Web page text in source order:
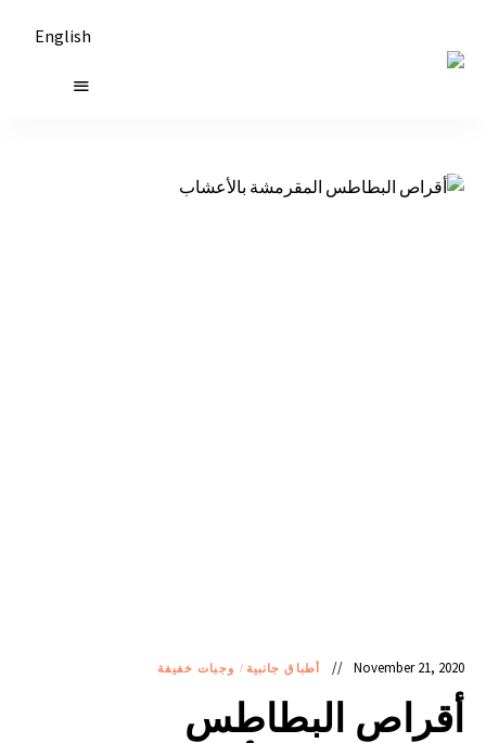
English
November 21, 2020 أطباق جانبية / وجبات خفيفة
أقراص البطاطس